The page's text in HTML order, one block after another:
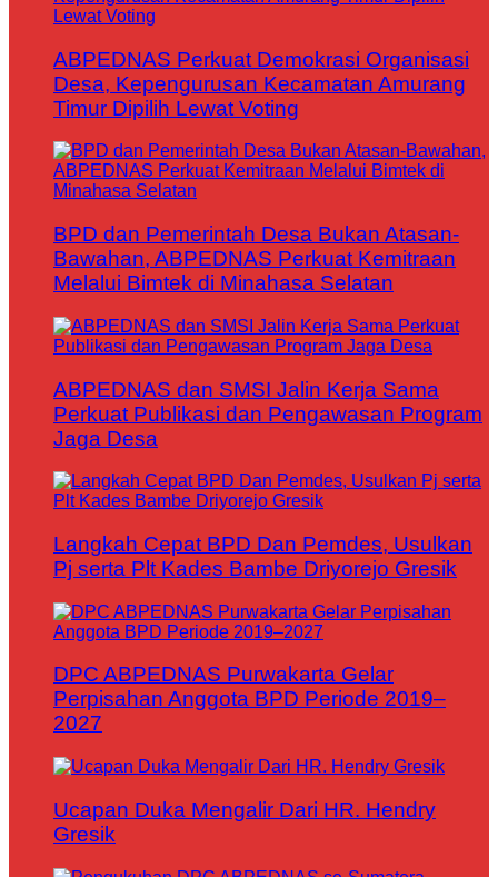
ABPEDNAS Perkuat Demokrasi Organisasi
Desa, Kepengurusan Kecamatan Amurang
Timur Dipilih Lewat Voting
BPD dan Pemerintah Desa Bukan Atasan-
Bawahan, ABPEDNAS Perkuat Kemitraan
Melalui Bimtek di Minahasa Selatan
ABPEDNAS dan SMSI Jalin Kerja Sama
Perkuat Publikasi dan Pengawasan Program
Jaga Desa
Langkah Cepat BPD Dan Pemdes, Usulkan
Pj serta Plt Kades Bambe Driyorejo Gresik
DPC ABPEDNAS Purwakarta Gelar
Perpisahan Anggota BPD Periode 2019–
2027
Ucapan Duka Mengalir Dari HR. Hendry
Gresik